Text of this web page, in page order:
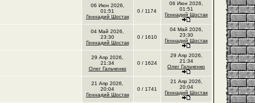
06 Июн 2026,
01:51
Геннадий Шостак
0 / 1174
06 Июн 2026,
01:51
Геннадий Шостак
04 Май 2026,
23:30
Геннадий Шостак
0 / 1610
04 Май 2026,
23:30
Геннадий Шостак
29 Апр 2026,
21:34
Олег Гальченко
0 / 1624
29 Апр 2026,
21:34
Олег Гальченко
21 Апр 2026,
20:04
Геннадий Шостак
0 / 1741
21 Апр 2026,
20:04
Геннадий Шостак